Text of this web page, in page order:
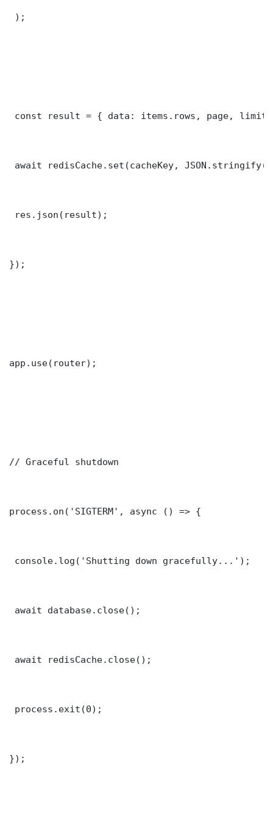
);
const result = { data: items.rows, page,
await redisCache.set(cacheKey,
res.json(result);
});
app.use(router);
// Graceful shutdown
process.on('SIGTERM', async () => {
console.log('Shutting down gracefully...');
await database.close();
await redisCache.close();
process.exit(0);
});